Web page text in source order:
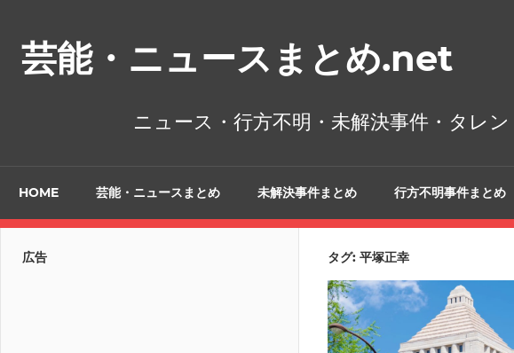
芸能・ニュースまとめ.net
ニュース・行方不明・未解決事件・タレ
HOME 芸能・ニュースまとめ 未解決事件まとめ 行方不明事件まとめ
タグ: 平塚正幸
広告